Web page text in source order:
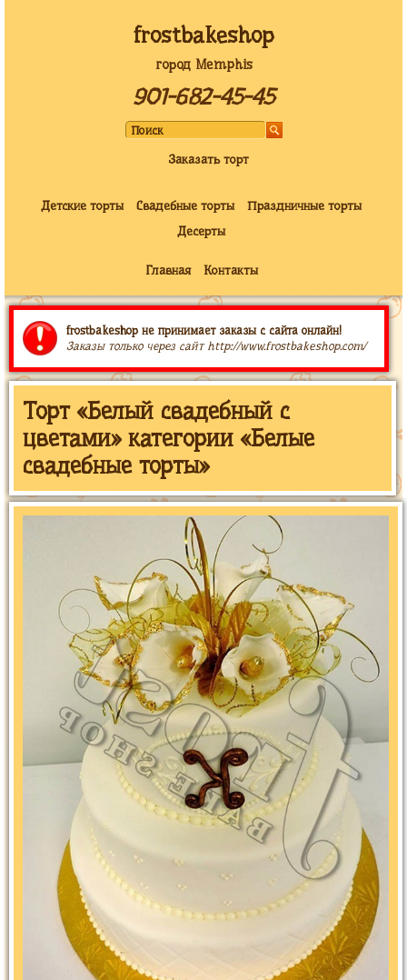
frostbakeshop
город Memphis
901-682-45-45
Заказать торт
Детские торты Свадебные торты
Праздничные торты
Десерты
Главная Контакты
frostbakeshop не принимает заказы с сайта онлайн!
Заказы только через сайт http://www.frostbakeshop.com/
Торт «Белый свадебный с
цветами» категории «Белые
свадебные торты»